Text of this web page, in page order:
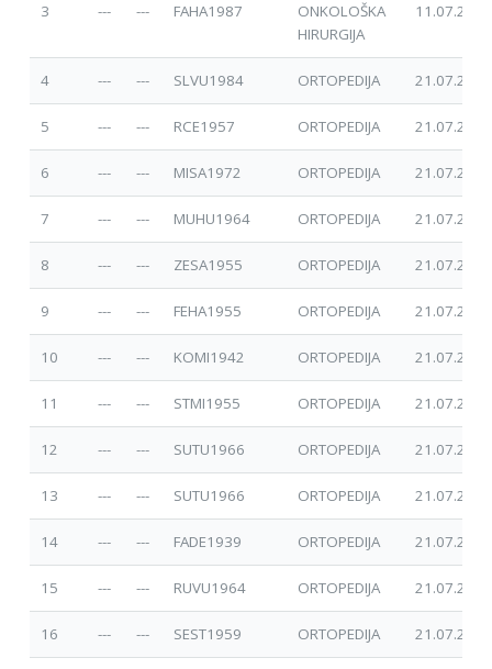
3 --- --- FAHA1987
ONKOLOŠKA
HIRURGIJA
11.07.2025
4 --- --- SLVU1984 ORTOPEDIJA 21.07.2025
5 --- --- RCE1957 ORTOPEDIJA 21.07.2025
6 --- --- MISA1972 ORTOPEDIJA 21.07.2025
7 --- --- MUHU1964 ORTOPEDIJA 21.07.2025
8 --- --- ZESA1955 ORTOPEDIJA 21.07.2025
9 --- --- FEHA1955 ORTOPEDIJA 21.07.2025
10 --- --- KOMI1942 ORTOPEDIJA 21.07.2025
11 --- --- STMI1955 ORTOPEDIJA 21.07.2025
12 --- --- SUTU1966 ORTOPEDIJA 21.07.2025
13 --- --- SUTU1966 ORTOPEDIJA 21.07.2025
14 --- --- FADE1939 ORTOPEDIJA 21.07.2025
15 --- --- RUVU1964 ORTOPEDIJA 21.07.2025
16 --- --- SEST1959 ORTOPEDIJA 21.07.2025